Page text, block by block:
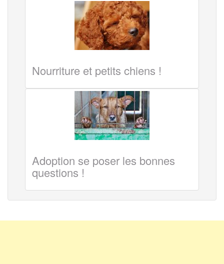
Nourriture et petits chiens !
Adoption se poser les bonnes
questions !